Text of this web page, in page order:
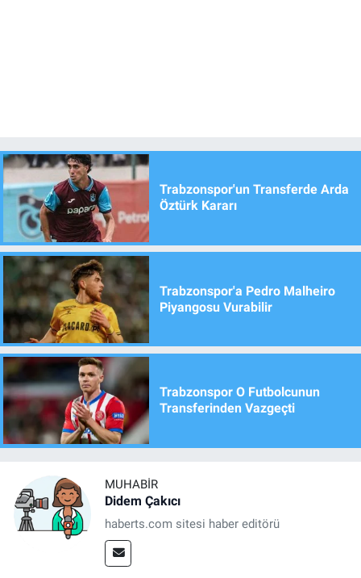
Trabzonspor'un Transferde Arda
Öztürk Kararı
Trabzonspor'a Pedro Malheiro
Piyangosu Vurabilir
Trabzonspor O Futbolcunun
Transferinden Vazgeçti
MUHABIR
Didem Çakıcı
haberts.com sitesi haber editörü